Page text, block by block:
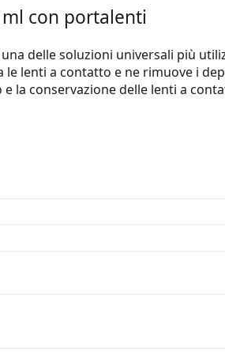
ml con portalenti
delle soluzioni universali più
lenti a contatto e ne rimuove i
la conservazione delle lenti a